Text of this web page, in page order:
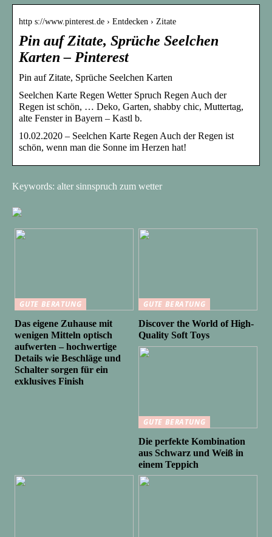
http s://www.pinterest.de › Entdecken › Zitate
Pin auf Zitate, Sprüche Seelchen
Karten – Pinterest
Pin auf Zitate, Sprüche Seelchen Karten
Seelchen Karte Regen Wetter Spruch Regen Auch der
Regen ist schön, … Deko, Garten, shabby chic, Muttertag,
alte Fenster in Bayern – Kastl b.
10.02.2020 – Seelchen Karte Regen Auch der Regen ist
schön, wenn man die Sonne im Herzen hat!
Keywords: alter sinnspruch zum wetter
GUTE BERATUNG
Das eigene Zuhause mit
wenigen Mitteln optisch
aufwerten – hochwertige
Details wie Beschläge und
Schalter sorgen für ein
exklusives Finish
GUTE BERATUNG
Discover the World of High-
Quality Soft Toys
GUTE BERATUNG
Die perfekte Kombination
aus Schwarz und Weiß in
einem Teppich